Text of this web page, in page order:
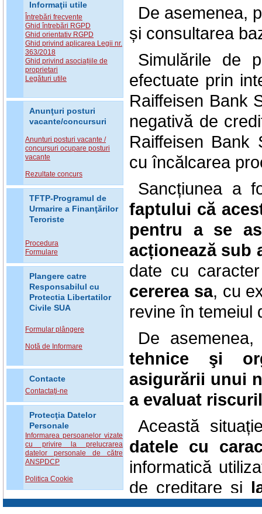
Informaţii utile
Întrebări frecvente
Ghid întrebări RGPD
Ghid orientativ RGPD
Ghid privind aplicarea Legii nr.
363/2018
Ghid privind asociațiile de
proprietari
Legături utile
Anunţuri posturi
vacante/concursuri
Anunturi posturi vacante /
concursuri ocupare posturi
vacante
Rezultate concurs
TFTP-Programul de
Urmarire a Finanţărilor
Teroriste
Procedura
Formulare
Plangere catre
Responsabilul cu
Protectia Libertatilor
Civile SUA
Formular plângere
Notă de Informare
Contacte
Contactaţi-ne
Protecţia Datelor
Personale
Informarea persoanelor vizate
cu privire la prelucrarea
datelor personale de către
ANSPDCP
Politica Cookie
De asemenea,
și consultarea
Simulările de
efectuate prin
Raiffeisen Bank
negativă de
Raiffeisen Bank
cu încălcarea
Sancțiunea a
faptului că
pentru a se
acționează sub
date cu
cererea sa, cu
revine în temeiul
De
tehnice şi
asigurării unui
a evaluat
Această
datele cu
informatică
de creditare și
caracter